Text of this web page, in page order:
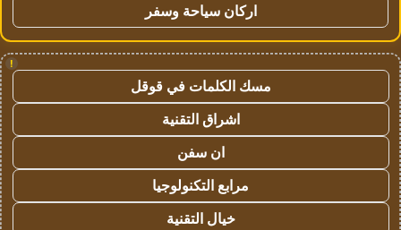
اركان سياحة وسفر
!
مسك الكلمات في قوقل
اشراق التقنية
ان سفن
مرابع التكنولوجيا
خيال التقنية